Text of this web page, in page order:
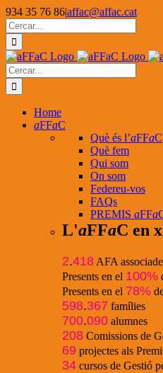
Skip
to
content
934 35 76 86|affac@affac.cat
Facebook
X
YouTube
Cerca
…
Cerca
…
Home
aFFaC
Què és l’aFFaC
Què fem
Qui som
On som
Federeu-vos
FAQs
PREMIS aFFa
L'aFFaC en
2.418 AFA
Presents en el 100%
Presents en el 78%
598.367 famílies
700.090 alumnes
208 Comissions de
69 projectes als
34 cursos de Gestió